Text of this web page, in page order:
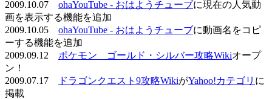
2009.10.07 ohaYouTube - おはようチューブに現在の人気動
画を表示する機能を追加
2009.10.05 ohaYouTube - おはようチューブに動画名をコピ
ーする機能を追加
2009.09.12 ポケモン ゴールド・シルバー攻略Wikiオープ
ン！
2009.07.17
ドラゴンクエスト9攻略WikiがYahoo!カテゴリ に
掲載